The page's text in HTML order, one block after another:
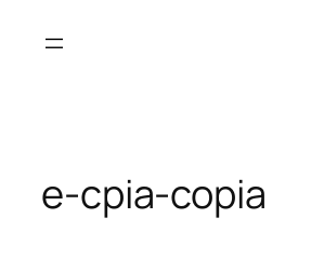
e-cpia-copia